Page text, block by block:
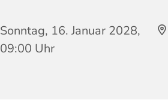
Sonntag, 16. Januar 2028,
09:00 Uhr